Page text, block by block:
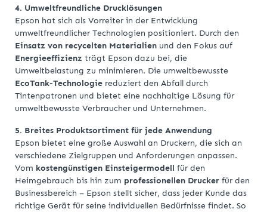
4. Umweltfreundliche Drucklösungen
Epson hat sich als Vorreiter in der Entwicklung
umweltfreundlicher Technologien positioniert. Durch den
Einsatz von recycelten Materialien und den Fokus auf
Energieeffizienz trägt Epson dazu bei, die
Umweltbelastung zu minimieren. Die umweltbewusste
EcoTank-Technologie reduziert den Abfall durch
Tintenpatronen und bietet eine nachhaltige Lösung für
umweltbewusste Verbraucher und Unternehmen.
5. Breites Produktsortiment für jede Anwendung
Epson bietet eine große Auswahl an Druckern, die sich an
verschiedene Zielgruppen und Anforderungen anpassen.
Vom kostengünstigen Einsteigermodell für den
Heimgebrauch bis hin zum professionellen Drucker für den
Businessbereich – Epson stellt sicher, dass jeder Kunde das
richtige Gerät für seine individuellen Bedürfnisse findet. So